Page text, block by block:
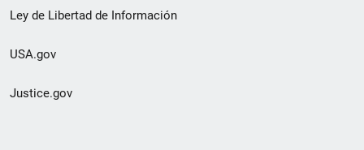
Ley de Libertad de Información
USA.gov
Justice.gov